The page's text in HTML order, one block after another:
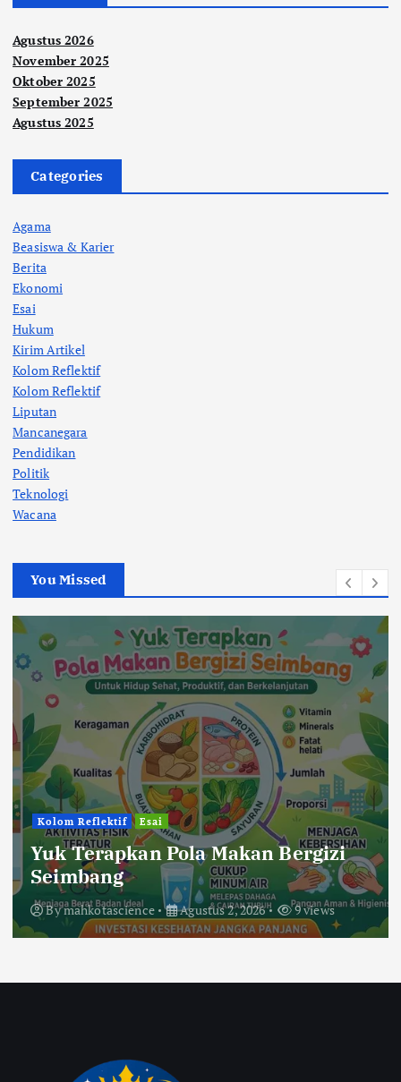
Agustus 2026
November 2025
Oktober 2025
September 2025
Agustus 2025
Categories
Agama
Beasiswa & Karier
Berita
Ekonomi
Esai
Hukum
Kirim Artikel
Kolom Reflektif
Kolom Reflektif
Liputan
Mancanegara
Pendidikan
Politik
Teknologi
Wacana
You Missed
Kolom Reflektif Esai
Yuk Terapkan Pola Makan Bergizi
Seimbang
Bymahkotascience Agustus 2, 2026 9 views